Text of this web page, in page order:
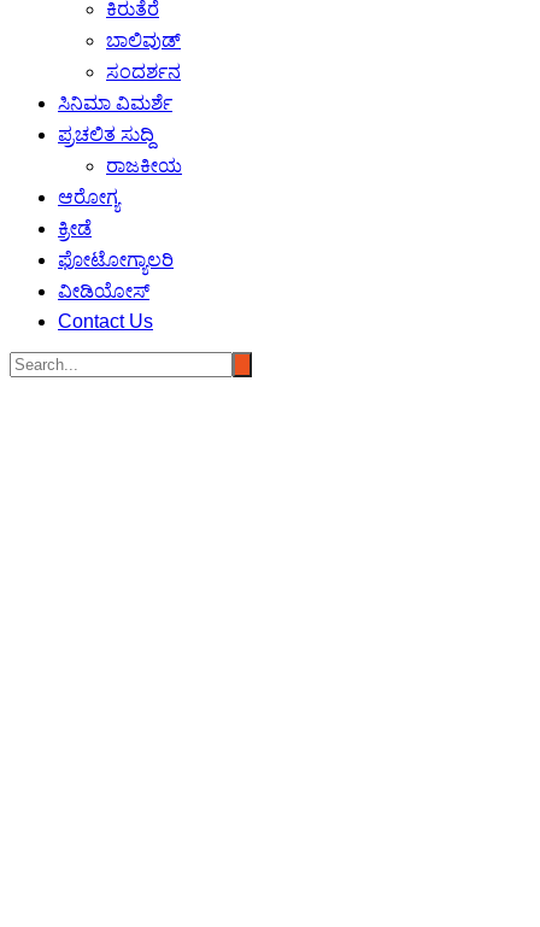
ಕಿರುತೆರೆ
ಬಾಲಿವುಡ್
ಸಂದರ್ಶನ
ಸಿನಿಮಾ ವಿಮರ್ಶೆ
ಪ್ರಚಲಿತ ಸುದ್ದಿ
ರಾಜಕೀಯ
ಆರೋಗ್ಯ
ಕ್ರೀಡೆ
ಫೋಟೋಗ್ಯಾಲರಿ
ವೀಡಿಯೋಸ್
Contact Us